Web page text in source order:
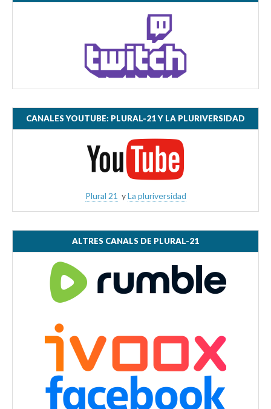
CANALES YOUTUBE: PLURAL-21 Y LA PLURIVERSIDAD
Plural 21 yLa pluriversidad
ALTRES CANALS DE PLURAL-21